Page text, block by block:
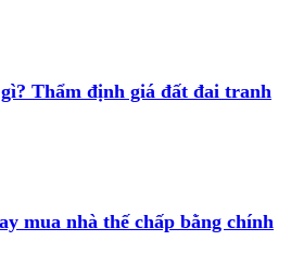
Thẩm định giá đất đai tranh
mua nhà thế chấp bằng chính